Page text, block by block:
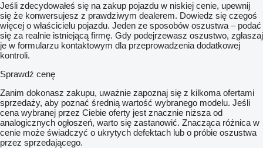
Jeśli zdecydowałeś się na zakup pojazdu w niskiej cenie, upewnij
się że konwersujesz z prawdziwym dealerem. Dowiedz się czegoś
więcej o właścicielu pojazdu. Jeden ze sposobów oszustwa – podać
się za realnie istniejącą firmę. Gdy podejrzewasz oszustwo, zgłaszaj
je w formularzu kontaktowym dla przeprowadzenia dodatkowej
kontroli.
Sprawdź cenę
Zanim dokonasz zakupu, uważnie zapoznaj się z kilkoma ofertami
sprzedaży, aby poznać średnią wartość wybranego modelu. Jeśli
cena wybranej przez Ciebie oferty jest znacznie niższa od
analogicznych ogłoszeń, warto się zastanowić. Znacząca różnica w
cenie może świadczyć o ukrytych defektach lub o próbie oszustwa
przez sprzedającego.